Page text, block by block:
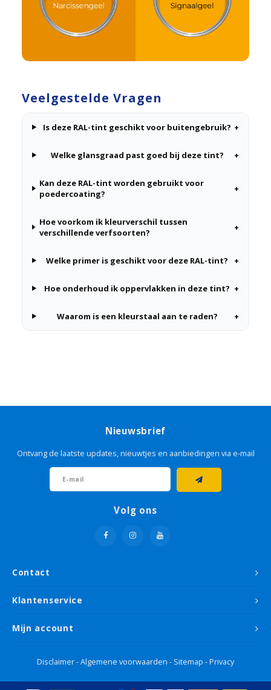
Veelgestelde Vragen
Is deze RAL-tint geschikt voor buitengebruik? +
Welke glansgraad past goed bij deze tint? +
Kan deze RAL-tint worden gebruikt voor
poedercoating?
+
Hoe voorkom ik kleurverschil tussen
verschillende verfsoorten?
+
Welke primer is geschikt voor deze RAL-tint? +
Hoe onderhoud ik oppervlakken in deze tint? +
Waarom is een kleurstaal aan te raden? +
Contact
Nieuwsbrief
Ontvang de laatste updates, nieuwtjes en aanbiedingen via e-mail
Volg ons
Klantenservice
Mijn account
Disclaimer-Algemene voorwaarden - Sitemap -Privacy